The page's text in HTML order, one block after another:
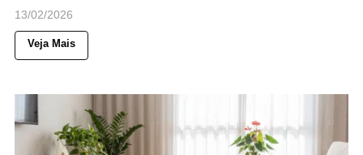
13/02/2026
Veja Mais